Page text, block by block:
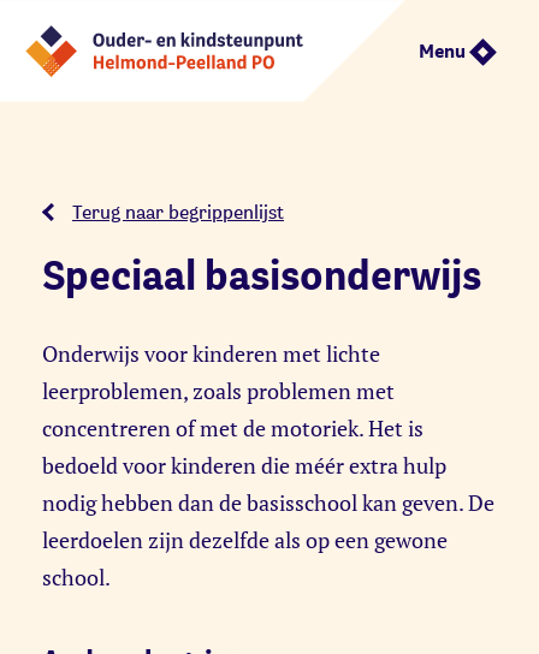
Menu
Terug naar begrippenlijst
Speciaal basisonderwijs
Onderwijs voor kinderen met lichte
leerproblemen, zoals problemen met
concentreren of met de motoriek. Het is
bedoeld voor kinderen die méér extra hulp
nodig hebben dan de basisschool kan geven. De
leerdoelen zijn dezelfde als op een gewone
school.